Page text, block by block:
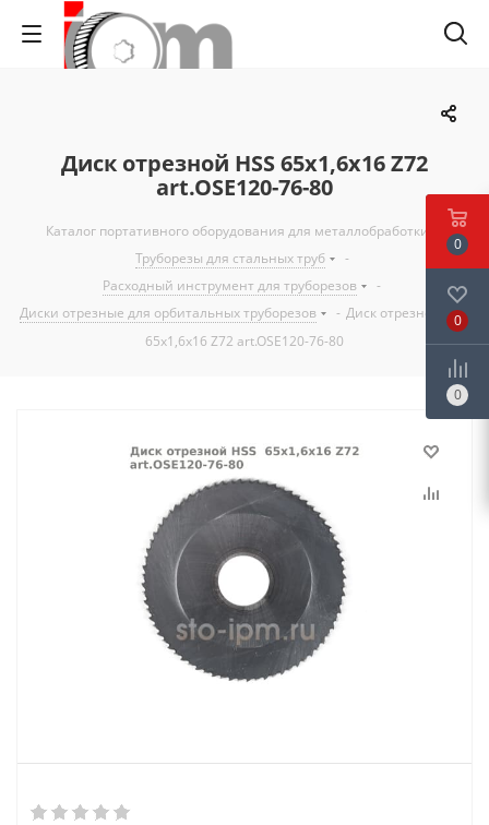
Диск отрезной HSS 65x1,6x16 Z72
art.OSE120-76-80
Каталог портативного оборудования для металлобработки
Труборезы для стальных труб
-
Расходный инструмент для труборезов
-
Диски отрезные для орбитальных труборезов
- Диск отрезной HSS
65x1,6x16 Z72 art.OSE120-76-80
0
0
0